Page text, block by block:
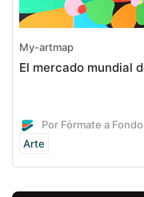
My-artmap
El mercado mundial
Por Fórmate a Fondo
Arte